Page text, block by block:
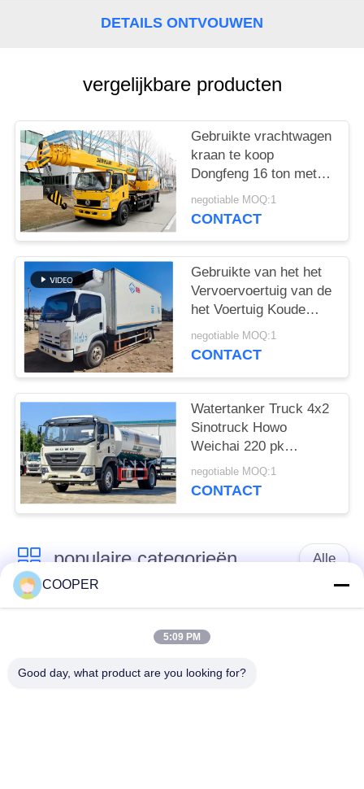
DETAILS ONTVOUWEN
vergelijkbare producten
Gebruikte vrachtwagen
kraan te koop
Dongfeng 16 ton met
vijf-sectie rechte arm
Chinese mobiele kraan
negotiable MOQ:1
CONTACT
Gebruikte van het het
Vervoervoertuig van de
het Voertuig Koude
Ketting van ISUZU
Refrigerated Van 130P
negotiable MOQ:1
CONTACT
Watertanker Truck 4x2
Sinotruck Howo
Weichai 220 pk
Dubbele achterbanden
Eén rij cabine
negotiable MOQ:1
CONTACT
populaire categorieën Alle
Gebruikte
Bussen
COOPER
5:09 PM
Good day, what product are you looking for?